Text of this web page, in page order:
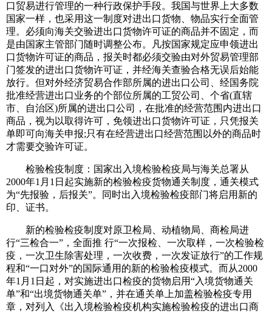
口贸易进行管理的一种行政保护手段。我国与世界上大多数
国家一样，也采用这一制度对进出口货物、物品实行全面管
理。必须向海关交验进出口货物许可证的商品并不固定，而
是由国家主管部门随时调整公布。凡按国家规定应申领进出
口货物许可证的商品，报关时都必须交验由对外贸易管理部
门签发的进出口货物许可证，并经海关查验合格无误后始能
放行。但对外经济贸易合作部所属的进出口公司、经国务院
批准经营进出口业务的个部位所属的工贸公司、个省(直辖
市、自治区)所属的进出口公司，在批准的经营范围内进出口
商品，视为以取得许可，免领进出口货物许可证，只凭报关
单即可向海关申报;只有在经营进出口经营范围以外的商品时
才需要交验许可证。
检验检疫制度：国家出入境检验检疫局与海关总署从
2000年1月1日起实施新的检验检疫货物通关制度，通关模式
为“先报验，后报关”。同时出入境检验检疫部门将启用新的
印、证书。
新的检验检疫制度对原卫检局、动植物局、商检局进
行“三检合一”，全面推 行“一次报检、一次取样，一次检验检
疫，一次卫生除害处理，一次收费，一次发证放行”的工作规
程和“一口对外”的国际通用的新的检验检疫模式。而从2000
年1月1日起，对实施进出口检疫的货物启用“入境货物通关
单”和“出境货物通关单”，并在通关单上加盖检验检疫专用
章，对列入《出入境检验检疫机构实施检验检疫的进出口商